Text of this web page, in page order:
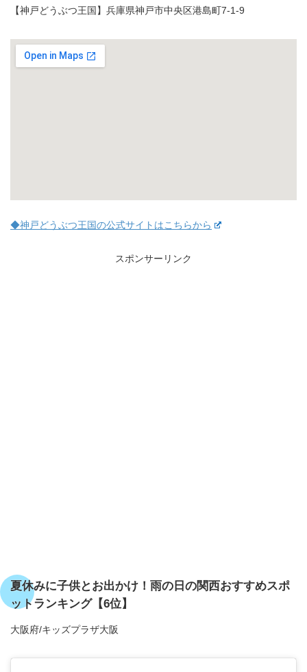
【神戸どうぶつ王国】兵庫県神戸市中央区港島町7-1-9
◆神戸どうぶつ王国の公式サイトはこちらから
スポンサーリンク
夏休みに子供とお出かけ！雨の日の関西おすすめスポ
ットランキング【6位】
大阪府/キッズプラザ大阪